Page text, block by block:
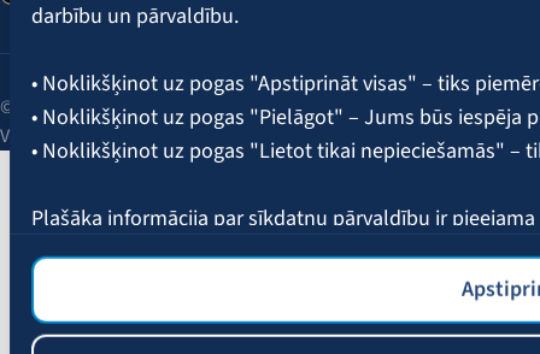
darbību un pārvaldību.
• Noklikšķinot uz pogas "Apstiprināt visas" – tiks
• Noklikšķinot uz pogas "Pielāgot" – Jums būs iespēja
• Noklikšķinot uz pogas "Lietot tikai nepieciešamās" –
Plašāka informācija par sīkdatņu pārvaldību ir pieejama
© 2026 AAS BALTA | Skanstes iela 25, Rīga, LV-1013, Latvija.
Vienotais reģ. Nr. 40003049409.